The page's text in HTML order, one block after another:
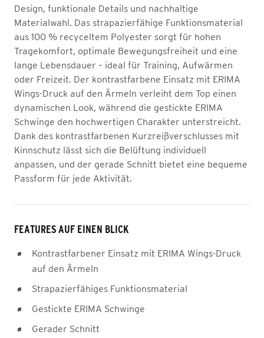
Design, funktionale Details und nachhaltige
Materialwahl. Das strapazierfähige Funktionsmaterial
aus 100 % recyceltem Polyester sorgt für hohen
Tragekomfort, optimale Bewegungsfreiheit und eine
lange Lebensdauer – ideal für Training, Aufwärmen
oder Freizeit. Der kontrastfarbene Einsatz mit ERIMA
Wings-Druck auf den Ärmeln verleiht dem Top einen
dynamischen Look, während die gestickte ERIMA
Schwinge den hochwertigen Charakter unterstreicht.
Dank des kontrastfarbenen Kurzreißverschlusses mit
Kinnschutz lässt sich die Belüftung individuell
anpassen, und der gerade Schnitt bietet eine bequeme
Passform für jede Aktivität.
FEATURES AUF EINEN BLICK
Kontrastfarbener Einsatz mit ERIMA Wings-Druck
auf den Ärmeln
Strapazierfähiges Funktionsmaterial
Gestickte ERIMA Schwinge
Gerader Schnitt